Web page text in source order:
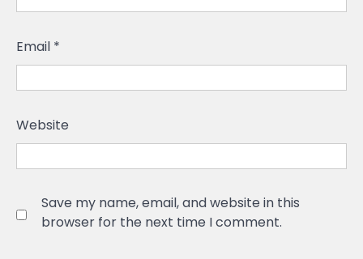
Email *
Website
Save my name, email, and website in this
browser for the next time I comment.